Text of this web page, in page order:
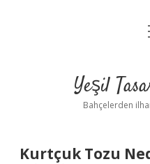
Yeşil
Bahçelerden
Kurtçuk Tozu